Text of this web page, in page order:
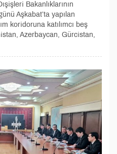
Bakanlıklarının
Aşkabat’ta yapılan
koridoruna katılımcı beş
Azerbaycan, Gürcistan,